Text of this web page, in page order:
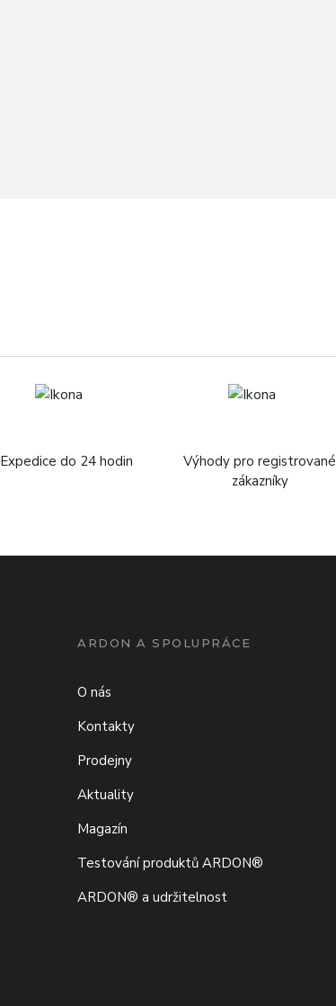
Expedice do 24 hodin
Výhody pro registrované
zákazníky
ARDON A SPOLUPRÁCE
O nás
Kontakty
Prodejny
Aktuality
Magazín
Testování produktů ARDON®
ARDON® a udržitelnost